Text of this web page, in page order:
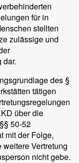
für in
stellten
zulässige und
dar.
des §
tätigen
über die
50-52
mit der Folge,
Vertretung
nicht gebe.